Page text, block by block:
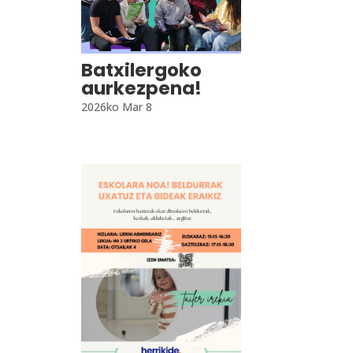
Batxilergoko
aurkezpena!
2026ko Mar 8